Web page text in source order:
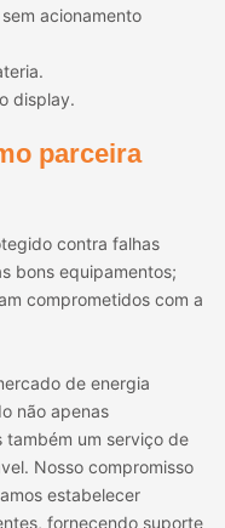
acionamento
display.
parceira
contra falhas
bons equipamentos;
comprometidos com a
de energia
não apenas
um serviço de
Nosso compromisso
estabelecer
fornecendo suporte